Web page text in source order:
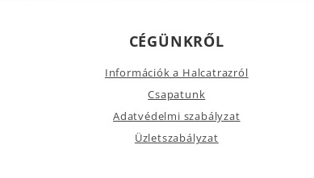
CÉGÜNKRŐL
Információk a Halcatrazról
Csapatunk
Adatvédelmi szabályzat
Üzletszabályzat